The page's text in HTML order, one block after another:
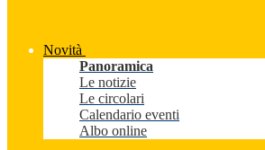
Novità
Panoramica
Le notizie
Le circolari
Calendario eventi
Albo online